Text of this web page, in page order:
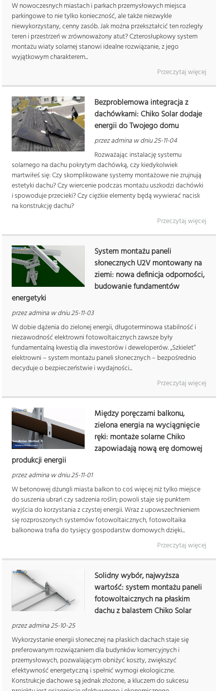
W nowoczesnych miastach i parkach przemysłowych miejsca
parkingowe to nie tylko konieczność, ale także niezwykle
niewykorzystany, cenny zasób. Jak można przekształcić ten rozległy
teren i przestrzeń w zrównoważony atut? Czterosłupkowy system
montażu wiaty solarnej stanowi idealne rozwiązanie, z jego
wyjątkowym charakterem...
Przeczytaj więcej
Bezproblemowa integracja z
dachówkami: Chiko Solar dodaje
energii do Twojego domu
przez admina w dniu 25-11-04
Rozważając instalację systemu
solarnego na dachu pokrytym dachówką, czy kiedykolwiek
martwiłeś się: Czy skomplikowane systemy montażowe nie zrujnują
estetyki dachu? Czy wiercenie podczas montażu uszkodzi dachówki
i spowoduje przecieki? Czy ciężkie elementy będą wywierać nacisk
na konstrukcję dachu?
Przeczytaj więcej
System montażu paneli
słonecznych U2V montowany na
ziemi: nowa definicja odporności,
budowanie fundamentów
energetyki
przez admina w dniu 25-11-03
W dobie dążenia do zielonej energii, długoterminowa stabilność i
niezawodność elektrowni fotowoltaicznych zawsze były
fundamentalną kwestią dla inwestorów i deweloperów. „Szkielet”
elektrowni – system montażu paneli słonecznych – bezpośrednio
decyduje o bezpieczeństwie i wydajności...
Przeczytaj więcej
Między poręczami balkonu,
zielona energia na wyciągnięcie
ręki: montaże solarne Chiko
zapowiadają nową erę domowej
produkcji energii
przez admina w dniu 25-11-01
W betonowej dżungli miasta balkon to coś więcej niż tylko miejsce
do suszenia ubrań czy sadzenia roślin; powoli staje się punktem
wyjścia do korzystania z czystej energii. Wraz z upowszechnieniem
się rozproszonych systemów fotowoltaicznych, fotowoltaika
balkonowa trafia do tysięcy gospodarstw domowych dzięki...
Przeczytaj więcej
Solidny wybór, najwyższa
wartość: system montażu paneli
fotowoltaicznych na płaskim
dachu z balastem Chiko Solar
przez admina 25-10-25
Wykorzystanie energii słonecznej na płaskich dachach staje się
preferowanym rozwiązaniem dla budynków komercyjnych i
przemysłowych, pozwalającym obniżyć koszty, zwiększyć
efektywność energetyczną i spełnić wymogi ekologiczne.
Konstrukcje dachowe są jednak złożone, a kluczem do sukcesu